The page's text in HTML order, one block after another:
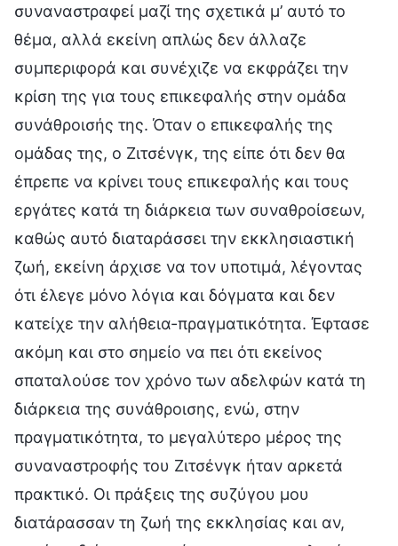
συναναστραφεί μαζί της σχετικά μ’ αυτό το
θέμα, αλλά εκείνη απλώς δεν άλλαζε
συμπεριφορά και συνέχιζε να εκφράζει την
κρίση της για τους επικεφαλής στην ομάδα
συνάθροισής της. Όταν ο επικεφαλής της
ομάδας της, ο Ζιτσένγκ, της είπε ότι δεν θα
έπρεπε να κρίνει τους επικεφαλής και τους
εργάτες κατά τη διάρκεια των συναθροίσεων,
καθώς αυτό διαταράσσει την εκκλησιαστική
ζωή, εκείνη άρχισε να τον υποτιμά, λέγοντας
ότι έλεγε μόνο λόγια και δόγματα και δεν
κατείχε την αλήθεια-πραγματικότητα. Έφτασε
ακόμη και στο σημείο να πει ότι εκείνος
σπαταλούσε τον χρόνο των αδελφών κατά τη
διάρκεια της συνάθροισης, ενώ, στην
πραγματικότητα, το μεγαλύτερο μέρος της
συναναστροφής του Ζιτσένγκ ήταν αρκετά
πρακτικό. Οι πράξεις της συζύγου μου
διατάρασσαν τη ζωή της εκκλησίας και αν,